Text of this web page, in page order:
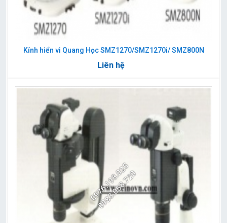
Kính hiển vi Quang Học SMZ1270/SMZ1270i/ SMZ800N
Liên hệ
0976.198.025
0983.058.720